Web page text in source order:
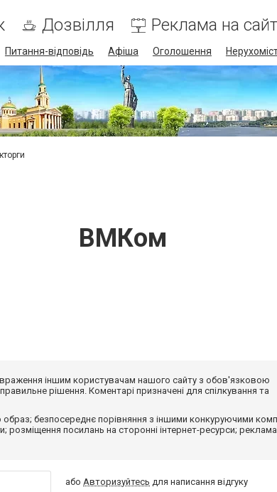
Дозвілля Реклама на
Питання-відповідь Афіша Оголошення
ВМКом
іншим користувачам нашого сайту з обов'язковою
рішення. Коментарі призначені для спілкування та
безпосереднє порівняння з іншими конкуруючими
розміщення посилань на сторонні інтернет-ресурси;
абоАвторизуйтесь для написання відгуку